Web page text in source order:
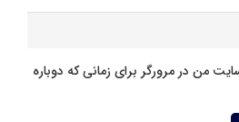
من در مرورگر برای زمانی که دوباره